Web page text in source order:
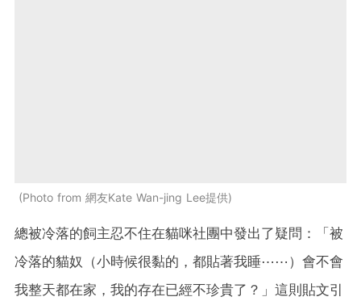
Photo from 網友Kate Wan-jing Lee提供
總被冷落的飼主忍不住在貓咪社團中發出了疑問：「被
冷落的貓奴（小時候很黏的，都貼著我睡⋯⋯）會不會
我整天都在家，我的存在已經不珍貴了？」這則貼文引